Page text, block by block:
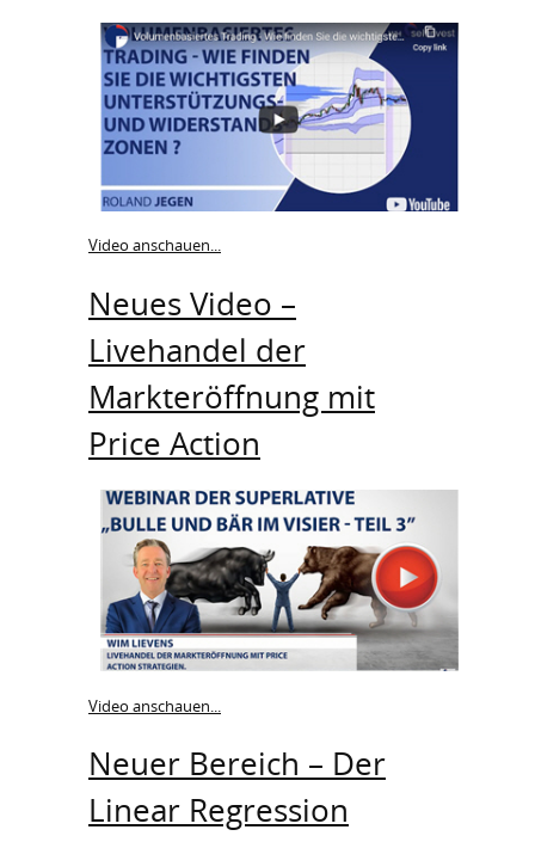
Video anschauen...
Neues Video –
Livehandel der
Markteröffnung mit
Price Action
Video anschauen...
Neuer Bereich – Der
Linear Regression